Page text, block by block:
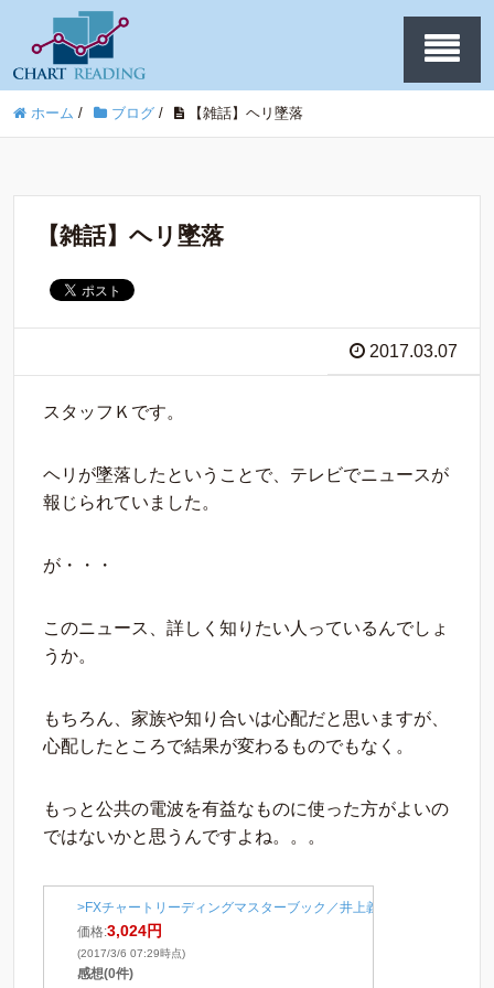
ホーム / ブログ / 【雑話】ヘリ墜落
【雑話】ヘリ墜落
2017.03.07
スタッフＫです。
ヘリが墜落したということで、テレビでニュースが
報じられていました。
が・・・
このニュース、詳しく知りたい人っているんでしょ
うか。
もちろん、家族や知り合いは心配だと思いますが、
心配したところで結果が変わるものでもなく。
もっと公共の電波を有益なものに使った方がよいの
ではないかと思うんですよね。。。
>FXチャートリーディングマスターブック／井上義教／オスピス【
価格:3,024円
(2017/3/6 07:29時点)
感想(0件)